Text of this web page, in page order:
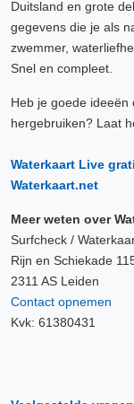
Duitsland en grote
gegevens die je als
zwemmer,
Snel en compleet.
Heb je goede ideeën
hergebruiken? Laat
Waterkaart Live
Waterkaart.net
Meer weten over
Surfcheck /
Rijn en Schiekade
2311 AS Leiden
Contact opnemen
Kvk: 61380431